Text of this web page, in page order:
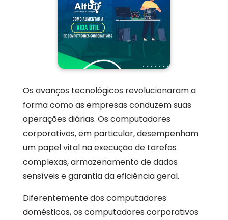
Os avanços tecnológicos revolucionaram a
forma como as empresas conduzem suas
operações diárias. Os computadores
corporativos, em particular, desempenham
um papel vital na execução de tarefas
complexas, armazenamento de dados
sensíveis e garantia da eficiência geral.
Diferentemente dos computadores
domésticos, os computadores corporativos